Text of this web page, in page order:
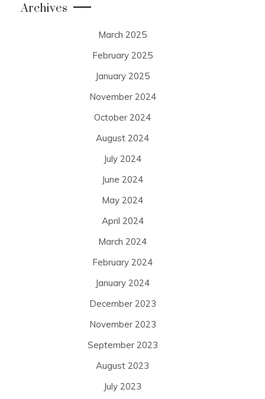
Archives
March 2025
February 2025
January 2025
November 2024
October 2024
August 2024
July 2024
June 2024
May 2024
April 2024
March 2024
February 2024
January 2024
December 2023
November 2023
September 2023
August 2023
July 2023